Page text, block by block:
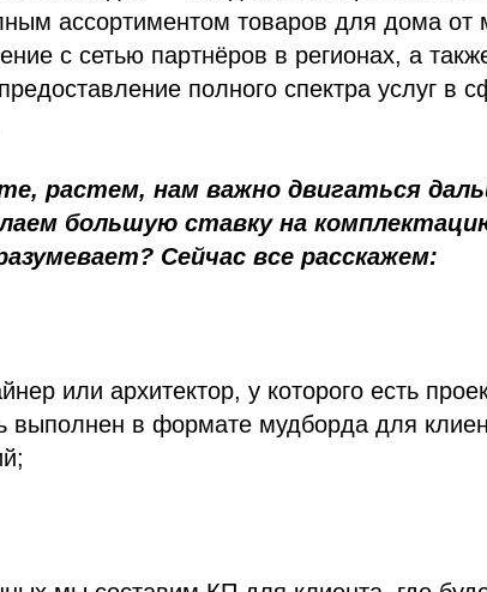
ассортиментом товаров для дома от
с сетью партнёров в регионах, а
полного спектра услуг в
растем, нам важно двигаться
большую ставку на
Сейчас все расскажем:
или архитектор, у которого есть
выполнен в формате мудборда для